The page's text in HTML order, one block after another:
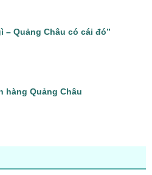
– Quảng Châu có cái đó”
hàng Quảng Châu